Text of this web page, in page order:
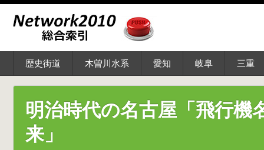
歴史街道 木曽川水系 愛知 岐阜 三重
明治時代の名古屋「飛行機
来」